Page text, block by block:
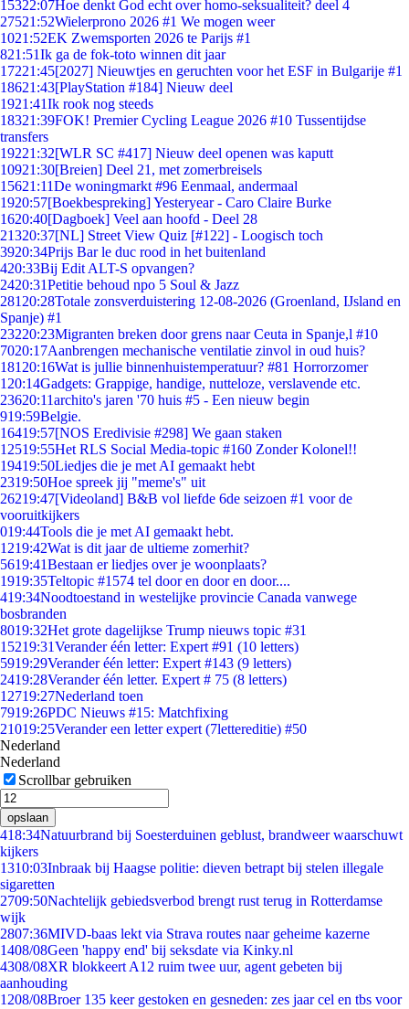
15322:07Hoe denkt God echt over homo-seksualiteit? deel 4
27521:52Wielerprono 2026 #1 We mogen weer
1021:52EK Zwemsporten 2026 te Parijs #1
821:51Ik ga de fok-toto winnen dit jaar
17221:45[2027] Nieuwtjes en geruchten voor het ESF in Bulgarije #1
18621:43[PlayStation #184] Nieuw deel
1921:41Ik rook nog steeds
18321:39FOK! Premier Cycling League 2026 #10 Tussentijdse
transfers
19221:32[WLR SC #417] Nieuw deel openen was kaputt
10921:30[Breien] Deel 21, met zomerbreisels
15621:11De woningmarkt #96 Eenmaal, andermaal
1920:57[Boekbespreking] Yesteryear - Caro Claire Burke
1620:40[Dagboek] Veel aan hoofd - Deel 28
21320:37[NL] Street View Quiz [#122] - Loogisch toch
3920:34Prijs Bar le duc rood in het buitenland
420:33Bij Edit ALT-S opvangen?
2420:31Petitie behoud npo 5 Soul & Jazz
281 20:28Totale zonsverduistering 12-08-2026 (Groenland, IJsland en
Spanje) #1
23220:23Migranten breken door grens naar Ceuta in Spanje,l #10
7020:17Aanbrengen mechanische ventilatie zinvol in oud huis?
181 20:16Wat is jullie binnenhuistemperatuur? #81 Horrorzomer
1 20:14Gadgets: Grappige, handige, nutteloze, verslavende etc.
23620:11archito's jaren '70 huis #5 - Een nieuw begin
919:59Belgie.
16419:57[NOS Eredivisie #298] We gaan staken
12519:55Het RLS Social Media-topic #160 Zonder Kolonel!!
19419:50Liedjes die je met AI gemaakt hebt
2319:50Hoe spreek jij "meme's" uit
26219:47[Videoland] B&B vol liefde 6de seizoen #1 voor de
vooruitkijkers
019:44Tools die je met AI gemaakt hebt.
1219:42Wat is dit jaar de ultieme zomerhit?
5619:41Bestaan er liedjes over je woonplaats?
1919:35Teltopic #1574 tel door en door en door....
419:34Noodtoestand in westelijke provincie Canada vanwege
bosbranden
8019:32Het grote dagelijkse Trump nieuws topic #31
15219:31Verander één letter: Expert #91 (10 letters)
5919:29Verander één letter: Expert #143 (9 letters)
2419:28Verander één letter. Expert # 75 (8 letters)
12719:27Nederland toen
7919:26PDC Nieuws #15: Matchfixing
21019:25Verander een letter expert (7lettereditie) #50
Nederland
Nederland
Scrollbar gebruiken
opslaan
418:34Natuurbrand bij Soesterduinen geblust, brandweer waarschuwt
kijkers
1310:03Inbraak bij Haagse politie: dieven betrapt bij stelen illegale
sigaretten
2709:50Nachtelijk gebiedsverbod brengt rust terug in Rotterdamse
wijk
2807:36MIVD-baas lekt via Strava routes naar geheime kazerne
1408/08Geen 'happy end' bij seksdate via Kinky.nl
4308/08XR blokkeert A12 ruim twee uur, agent gebeten bij
aanhouding
1208/08Broer 135 keer gestoken en gesneden: zes jaar cel en tbs voor